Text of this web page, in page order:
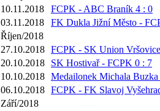
10.11.2018
FCPK - ABC Braník 4 : 0
03.11.2018
FK Dukla Jižní Město -
Říjen/2018
27.10.2018 FCPK - SK Union
20.10.2018
SK Hostivař - FCPK 0 : 7
10.10.2018 Medailonek Michala Buzka
06.10.2018 FCPK - FK Slavoj
Září/2018